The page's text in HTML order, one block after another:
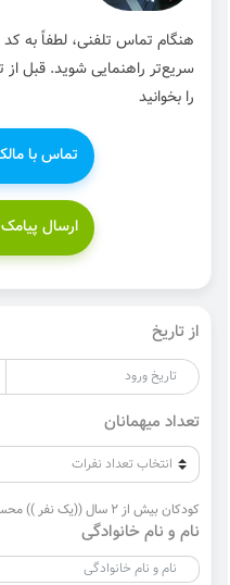
سریع‌تر راهنمایی شوید. قبل از
را بخوانید
تماس با
ارسال
از تاریخ
تعداد میهمانان
کودکان بیش از 2 سال ((یک نفر )) محسوب می شوند
نام و نام خانوادگی